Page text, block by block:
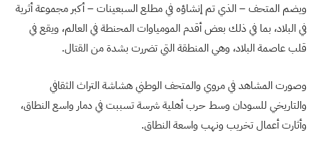
ويضم المتحف – الذي تم إنشاؤه في مطلع السبعينات – أكبر مجموعة أثرية
في البلاد، بما في ذلك بعض أقدم المومياوات المحنطة في العالم، ويقع في
قلب عاصمة البلاد، وهي المنطقة التي تضررت بشدة من القتال.
وصورت المشاهد في مروي والمتحف الوطني هشاشة التراث الثقافي
والتاريخي للسودان وسط حرب أهلية شرسة تسببت في دمار واسع النطاق،
وأثارت أعمال تخريب ونهب واسعة النطاق.